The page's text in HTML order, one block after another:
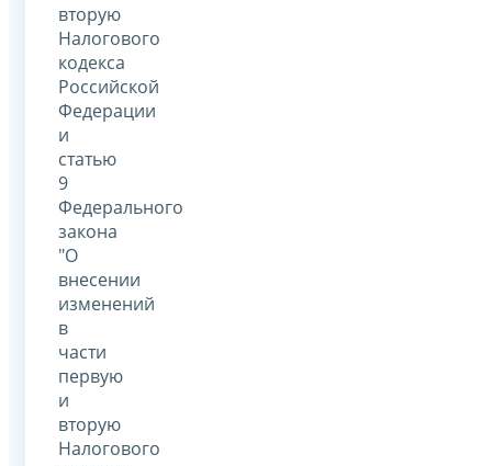
вторую
Налогового
кодекса
Российской
Федерации
и
статью
9
Федерального
закона
"О
внесении
изменений
в
части
первую
и
вторую
Налогового